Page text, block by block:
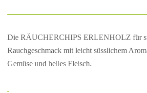
Die RÄUCHERCHIPS ERLENHOLZ für
Rauchgeschmack mit leicht süsslichem
Gemüse und helles Fleisch.